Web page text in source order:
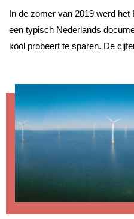
In de zomer van 2019 werd
een typisch Nederlands
kool probeert te sparen. De